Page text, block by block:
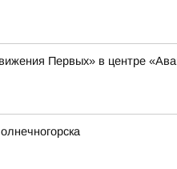
Первых» в центре